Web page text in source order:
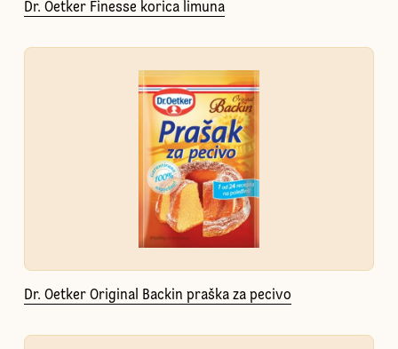
Dr. Oetker Finesse korica limuna
Dr. Oetker Original Backin praška za pecivo